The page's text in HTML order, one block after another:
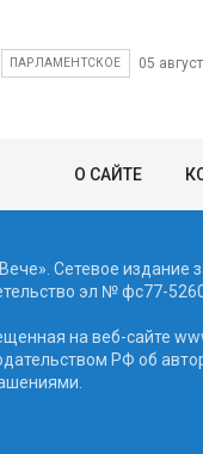
ПАРЛАМЕНТСКОЕ 05
О САЙТЕ
Сетевое издание
эл № фc77-
на веб-сайте
РФ об